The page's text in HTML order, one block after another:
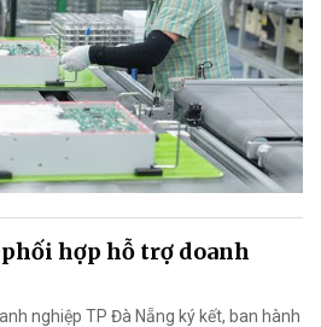
hợp hỗ trợ doanh
nghiệp TP Đà Nẵng ký kết, ban hành